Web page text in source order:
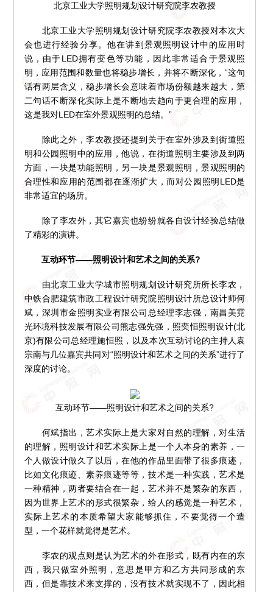
北京工业大学照明规划设计研究院李农教授
北京工业大学照明规划设计研究院李农教授对本次大
会也进行经验分享。他在讲到景观照明设计中的应用时
说，由于LED拥有变色等功能，因此非常适合于景观照
明，应用范围和数量也将稳步增长，并将不断深化，“这句
话有两层含义，稳步增长会意味着市场份额越来越大，第
二句话不断深化实际上是不断地去趋向于更合理的应用，
这是我对LED在室外景观照明的总结。”
除此之外，李农教授还提到关于在室外涉及到街道照
明和公园照明中的应用，他说，在街道照明主要涉及到两
方面，一块是功能照明，另一块是景观照明，景观照明的
合理性和应用的范围都在逐渐扩大，而对公园照明LED是
非常适宜的场所。
除了李农外，其它嘉宾也纷纷就各自设计经验总结做
了精彩的演讲。
互动环节——照明设计和艺术之间的关系?
由北京工业大学城市照明规划设计研究所所长李农，
中铁合肥建筑市政工程设计研究院照明设计所总设计师何
斌，深圳市金照明实业有限公司总经理李志强，南昌美霓
光环境科技发展有限公司熊志强先强，照奕恒照明设计(北
京)有限公司总经理施恒照，以及本次互动讨论的主持人袁
宗南与几位嘉宾共同对“照明设计和艺术之间的关系”进行了
深度的讨论。
互动环节——照明设计和艺术之间的关系?
何斌指出，艺术实际上是大家对自然的理解，对生活
的理解，照明设计和艺术实际上是一个人本身的素养，一
个人做设计做久了以后，在他的作品里面带了很多痕迹，
比如文化痕迹、素养痕迹等等，技术是一种实践，艺术是
一种精神，两者要结合在一起，艺术并不是繁杂的东西，
因为世界上艺术的形式很繁杂，给人的感觉是一种艺术，
实际上艺术的本质希望大家能够抓住，不要觉得一个造
型，一个花样就觉得是艺术。
李农的观点则是认为艺术的外在形式，既有内在的东
西，我只做室外照明，意思是甲方和乙方共同形成的东
西，但是靠技术来支撑的，没有技术就实现不了，因此相